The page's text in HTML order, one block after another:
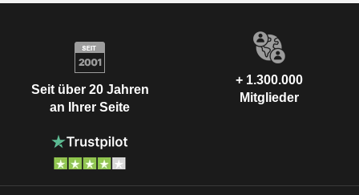
Seit über 20 Jahren
an Ihrer Seite
+ 1.300.000
Mitglieder